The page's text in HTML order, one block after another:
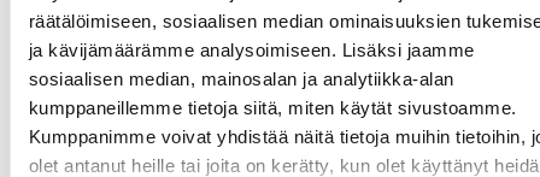
räätälöimiseen, sosiaalisen median ominaisuuksien
ja kävijämäärämme analysoimiseen. Lisäksi jaamme
sosiaalisen median, mainosalan ja analytiikka-alan
kumppaneillemme tietoja siitä, miten käytät sivustoamme.
Kumppanimme voivat yhdistää näitä tietoja muihin tietoihin,
olet antanut heille tai joita on kerätty, kun olet käyttänyt
Hydrolyzed
Keratin,
Cetrimonium
Chloride,
Glycerin, Cocos
Nucifera Oil,